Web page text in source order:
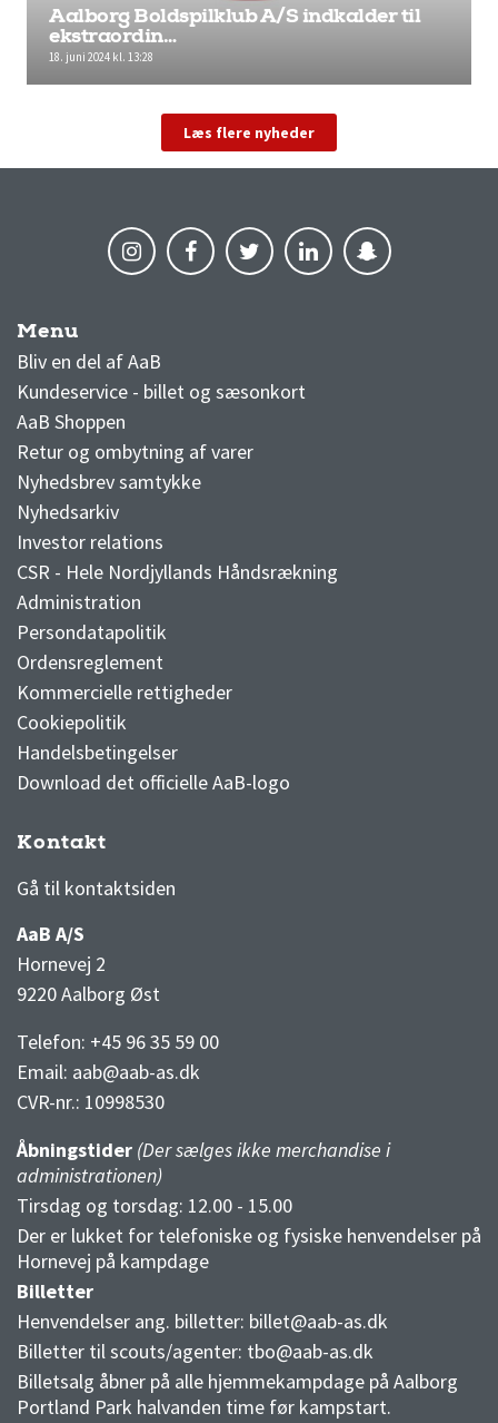
Aalborg Boldspilklub A/S indkalder til
ekstraordin…
18. juni 2024 kl. 13:28
Læs flere nyheder
Menu
Bliv en del af AaB
Kundeservice - billet og sæsonkort
AaB Shoppen
Retur og ombytning af varer
Nyhedsbrev samtykke
Nyhedsarkiv
Investor relations
CSR - Hele Nordjyllands Håndsrækning
Administration
Persondatapolitik
Ordensreglement
Kommercielle rettigheder
Cookiepolitik
Handelsbetingelser
Download det officielle AaB-logo
Kontakt
Gå til kontaktsiden
AaB A/S
Hornevej 2
9220 Aalborg Øst
Telefon: +45 96 35 59 00
Email: aab@aab-as.dk
CVR-nr.: 10998530
Åbningstider (Der sælges ikke merchandise i
administrationen)
Tirsdag og torsdag: 12.00 - 15.00
Der er lukket for telefoniske og fysiske henvendelser på
Hornevej på kampdage
Billetter
Henvendelser ang. billetter: billet@aab-as.dk
Billetter til scouts/agenter: tbo@aab-as.dk
Billetsalg åbner på alle hjemmekampdage på Aalborg
Portland Park halvanden time før kampstart.